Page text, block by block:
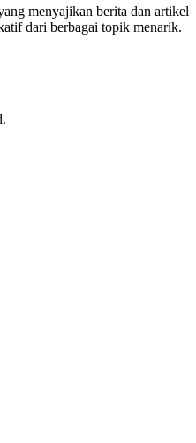
menyajikan berita dan artikel
dari berbagai topik menarik.